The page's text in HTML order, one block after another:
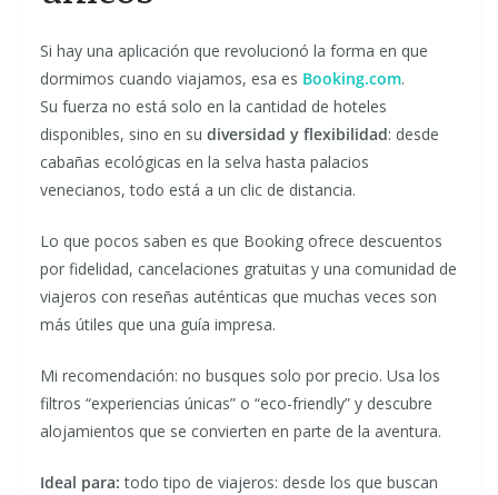
Si hay una aplicación que revolucionó la forma en que
dormimos cuando viajamos, esa es Booking.com.
Su fuerza no está solo en la cantidad de hoteles
disponibles, sino en su diversidad y flexibilidad: desde
cabañas ecológicas en la selva hasta palacios
venecianos, todo está a un clic de distancia.
Lo que pocos saben es que Booking ofrece descuentos
por fidelidad, cancelaciones gratuitas y una comunidad de
viajeros con reseñas auténticas que muchas veces son
más útiles que una guía impresa.
Mi recomendación: no busques solo por precio. Usa los
filtros “experiencias únicas” o “eco-friendly” y descubre
alojamientos que se convierten en parte de la aventura.
Ideal para: todo tipo de viajeros: desde los que buscan